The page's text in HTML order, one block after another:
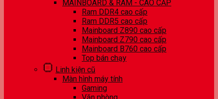
MAINBOARD & RAM - CAO CẤP
Ram DDR4 cao cấp
Ram DDR5 cao cấp
Mainboard Z890 cao cấp
Mainboard Z790 cao cấp
Mainboard B760 cao cấp
Top bán chạy
Linh kiện cũ
Màn hình máy tính
Gaming